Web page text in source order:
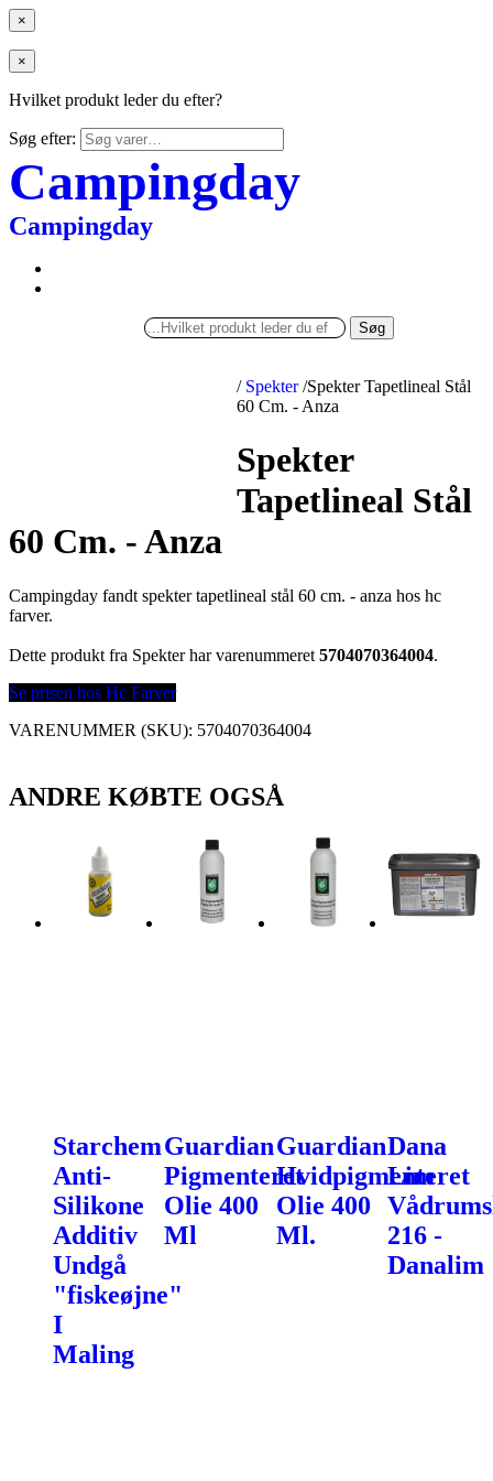
×
×
Hvilket produkt leder du efter?
Søg efter:
Campingday
Campingday
Søg
/ Spekter /Spekter Tapetlineal Stål
60 Cm. - Anza
Spekter
Tapetlineal Stål
60 Cm. - Anza
Campingday fandt spekter tapetlineal stål 60 cm. - anza hos hc
farver.
Dette produkt fra Spekter har varenummeret 5704070364004.
Se prisen hos Hc Farver
VARENUMMER (SKU): 5704070364004
ANDRE KØBTE OGSÅ
Starchem
Anti-
Silikone
Additiv
Undgå
"fiskeøjne"
I
Maling
Guardian
Pigmenteret
Olie 400
Ml
Guardian
Hvidpigmenteret
Olie 400
Ml.
Dana
Lim
216 -
Danalim